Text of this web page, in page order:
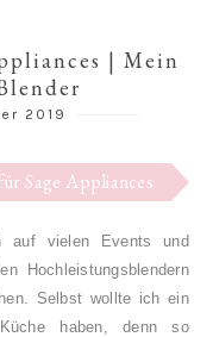
| Mein
2019
Sage Appliances
auf vielen Events und
Hochleistungsblendern
Selbst wollte ich ein
haben, denn so